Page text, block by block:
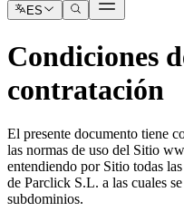
ES
Condiciones
contratación
El presente documento tiene
las normas de uso del Sitio
entendiendo por Sitio todas
de Parclick S.L. a las cuales
subdominios.